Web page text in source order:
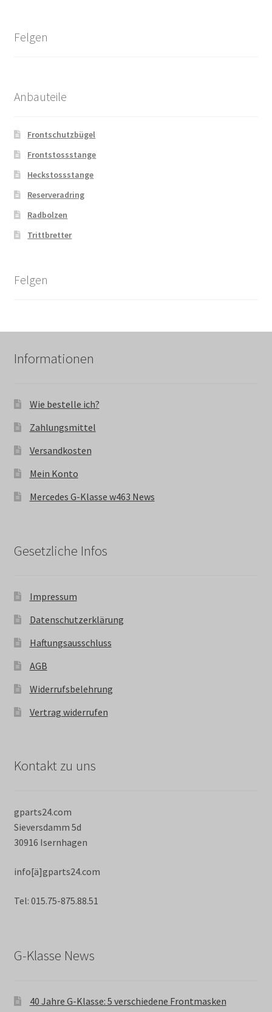
Felgen
Anbauteile
Frontschutzbügel
Frontstossstange
Heckstossstange
Reserveradring
Radbolzen
Trittbretter
Felgen
Informationen
Wie bestelle ich?
Zahlungsmittel
Versandkosten
Mein Konto
Mercedes G-Klasse w463 News
Gesetzliche Infos
Impressum
Datenschutzerklärung
Haftungsausschluss
AGB
Widerrufsbelehrung
Vertrag widerrufen
Kontakt zu uns
gparts24.com
Sieversdamm 5d
30916 Isernhagen
info[ä]gparts24.com
Tel: 015.75-875.88.51
G-Klasse News
40 Jahre G-Klasse: 5 verschiedene Frontmasken